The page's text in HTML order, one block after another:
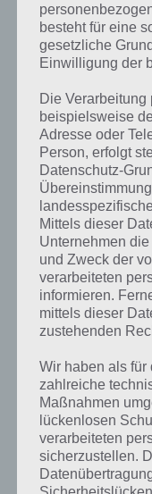
Kurze
Speicher
Speicher ist die Lösung
4 Bilder 1 Wort, doch
besteht für eine
gesetzliche
Einwilligung der
Die Verarbeitung
beispielsweise
Adresse oder
Person, erfolgt
Datenschutz-
Mittels dieser
Unternehmen
und Zweck der
verarbeiteten
informieren.
mittels dieser
zustehenden
Wir haben als für
zahlreiche
Maßnahmen
lückenlosen
verarbeiteten
sicherzustellen.